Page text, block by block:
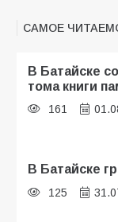
САМОЕ
В Батайске
тома книги
161
В Батайске
125